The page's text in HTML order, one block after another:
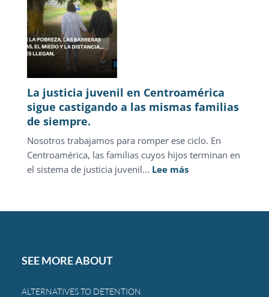
La justicia juvenil en Centroamérica
sigue castigando a las mismas familias
de siempre.
Nosotros trabajamos para romper ese ciclo. En
Centroamérica, las familias cuyos hijos terminan en
el sistema de justicia juvenil... Lee más:
juvenil
SEE MORE ABOUT
ALTERNATIVES TO DETENTION